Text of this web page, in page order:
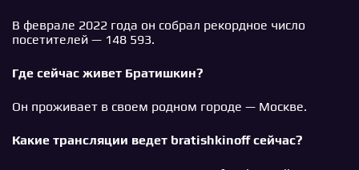
В феврале 2022 года он собрал рекордное число
посетителей — 148 593.
Где сейчас живет Братишкин?
Он проживает в своем родном городе — Москве.
Какие трансляции ведет bratishkinoff сейчас?